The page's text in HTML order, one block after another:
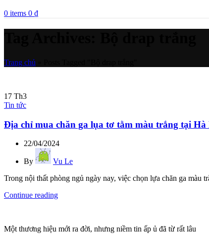
0 items 0 ₫
Trang chủ
17 Th3
Tin tức
Địa chỉ mua chăn ga lụa tơ tằm màu trắng tại Hà
22/04/2024
By
Vu Le
Trong nội thất phòng ngủ ngày nay, việc chọn lựa chăn ga màu
Continue reading
Một thương hiệu mới ra đời, nhưng niềm tin ấp ủ đã từ rất lâu